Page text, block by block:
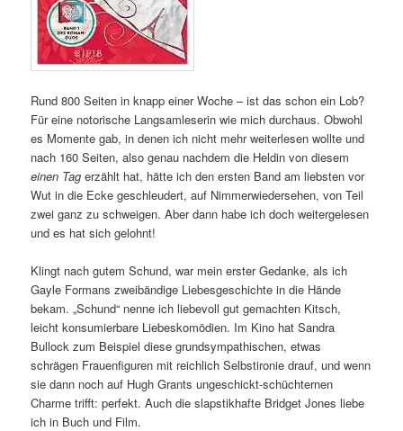
Rund 800 Seiten in knapp einer Woche – ist das schon ein Lob?
Für eine notorische Langsamleserin wie mich durchaus. Obwohl
es Momente gab, in denen ich nicht mehr weiterlesen wollte und
nach 160 Seiten, also genau nachdem die Heldin von diesem
einen Tagerzählt hat, hätte ich den ersten Band am liebsten vor
Wut in die Ecke geschleudert, auf Nimmerwiedersehen, von Teil
zwei ganz zu schweigen. Aber dann habe ich doch weitergelesen
und es hat sich gelohnt!
Klingt nach gutem Schund, war mein erster Gedanke, als ich
Gayle Formans zweibändige Liebesgeschichte in die Hände
bekam. „Schund“ nenne ich liebevoll gut gemachten Kitsch,
leicht konsumierbare Liebeskomödien. Im Kino hat Sandra
Bullock zum Beispiel diese grundsympathischen, etwas
schrägen Frauenfiguren mit reichlich Selbstironie drauf, und wenn
sie dann noch auf Hugh Grants ungeschickt-schüchternen
Charme trifft: perfekt. Auch die slapstikhafte Bridget Jones liebe
ich in Buch und Film.